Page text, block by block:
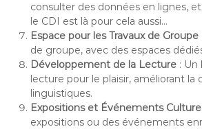
consulter des données en lignes,
le CDI est là pour cela aussi…
Espace pour les Travaux de Groupe
de groupe, avec des espaces
Développement de la Lecture: Un
lecture pour le plaisir, améliorant
linguistiques.
Expositions et Événements
expositions ou des événements